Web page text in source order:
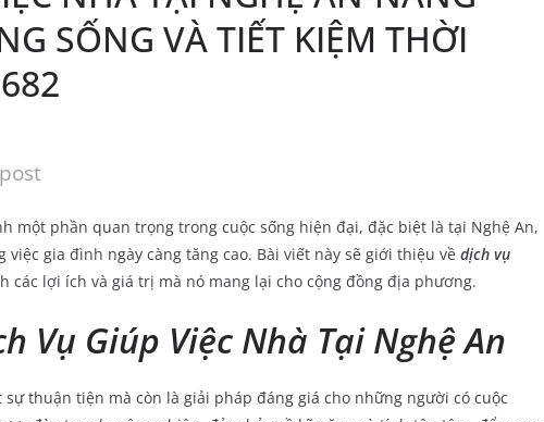
SỐNG VÀ TIẾT KIỆM THỜI
một phần quan trọng trong cuộc sống hiện đại, đặc biệt là tại Nghệ An,
gia đình ngày càng tăng cao. Bài viết này sẽ giới thiệu về dịch vụ
các lợi ích và giá trị mà nó mang lại cho cộng đồng địa phương.
Vụ Giúp Việc Nhà Tại Nghệ An
thuận tiện mà còn là giải pháp đáng giá cho những người có cuộc